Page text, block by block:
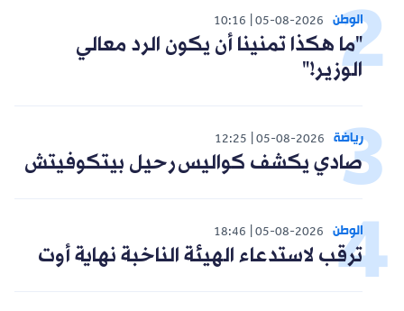
الوطن 05-08-2026
10:16
"ما هكذا تمنينا أن يكون الرد معالي
الوزير!"
رياضة 05-08-2026
12:25
صادي يكشف كواليس رحيل بيتكوفيتش
الوطن 05-08-2026
18:46
ترقب لاستدعاء الهيئة الناخبة نهاية أوت